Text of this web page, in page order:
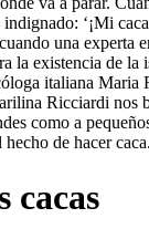
‘¡Mi
una experta
la existencia de la
italiana Maria
Ricciardi nos
como a
de hacer caca.
cacas